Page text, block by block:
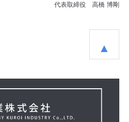
代表取締役 高橋 博剛
▲